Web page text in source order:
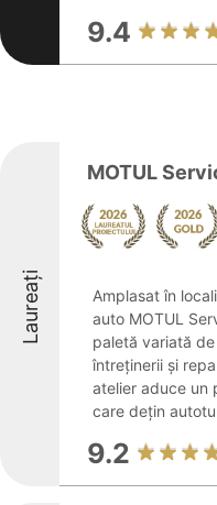
9.4
Laureați
MOTUL
Amplasat în
auto MOTUL
paletă variată
întreținerii și
atelier aduce un
care dețin
9.2